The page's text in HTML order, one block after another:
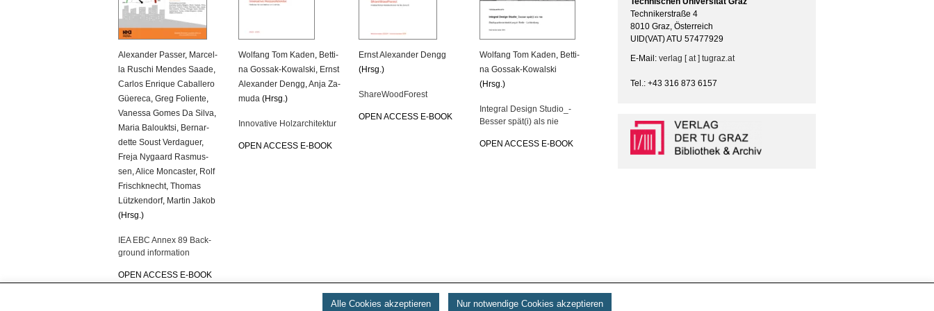
Alex­an­der Pas­ser, Mar­cel­
la Ru­schi Men­des Saade
Car­los En­ri­que Ca­bal­le­ro
Güe­re­ca Greg Fo­li­en­te
Va­nes­sa Gomes Da Silva
Maria Ba­loukt­si Ber­nar­
det­te Soust Ver­da­guer,
Freja Ny­gaard Ras­mus­
sen Alice Mon­cas­ter, Rolf
Frisch­knecht Tho­mas
Lütz­ken­dorf, Mar­tin Jakob
(Hrsg.)
IEA EBC Annex 89 Back­
ground in­for­ma­ti­on
OPEN AC­CESS E-BOOK
Wolfang Tom Kaden Bet­ti­
na Gossak-Ko­wal­ski Ernst
Alex­an­der Dengg ,Anja Za­
mu­da (Hrsg.)
In­no­va­ti­ve Holz­ar­chi­tek­tur
OPEN AC­CESS E-BOOK
Ernst Alex­an­der Dengg
(Hrsg.)
Share­Wood­Fo­rest
OPEN AC­CESS E-BOOK
Wolfang Tom Kaden Bet­ti­
na Gossak-Ko­wal­ski
(Hrsg.)
In­te­gral De­sign Stu­di­o_­
Bes­ser spät(i) als nie
OPEN AC­CESS E-BOOK
Technikerstraße 4
8010 Graz, Österreich
UID(VAT) ATU 57477929
E-Mail: verlag [ at ] tugraz.at
Tel.: +43 316 873 6157
Alle Cookies akzeptieren Nur notwendige Cookies akzeptieren